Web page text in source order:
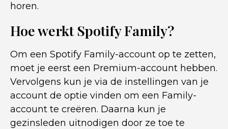
horen.
Hoe werkt Spotify Family?
Om een Spotify Family-account op te zetten,
moet je eerst een Premium-account hebben.
Vervolgens kun je via de instellingen van je
account de optie vinden om een Family-
account te creëren. Daarna kun je
gezinsleden uitnodigen door ze toe te